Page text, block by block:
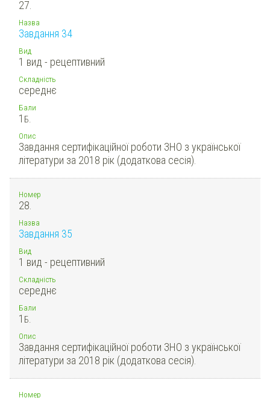
27.
Назва
Завдання 34
Вид
1 вид - рецептивний
Складність
середнє
Бали
1 Б.
Опис
Завдання сертифікаційної роботи ЗНО з української
літератури за 2018 рік (додаткова сесія).
Номер
28.
Назва
Завдання 35
Вид
1 вид - рецептивний
Складність
середнє
Бали
1 Б.
Опис
Завдання сертифікаційної роботи ЗНО з української
літератури за 2018 рік (додаткова сесія).
Номер